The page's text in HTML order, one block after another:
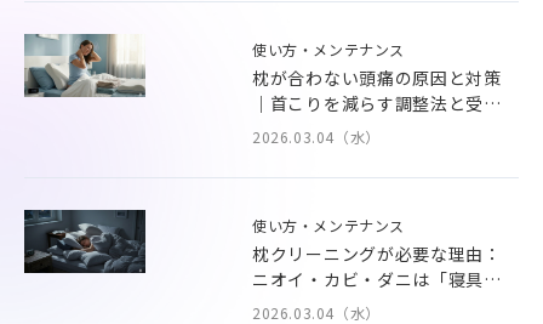
使い方・メンテナンス
枕が合わない頭痛の原因と対策
｜首こりを減らす調整法と受診
目安
2026.03.04（水）
使い方・メンテナンス
枕クリーニングが必要な理由：
ニオイ・カビ・ダニは「寝具」
から
2026.03.04（水）